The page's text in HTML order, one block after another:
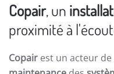
Copair, un
proximité à
Copair est un acteur de